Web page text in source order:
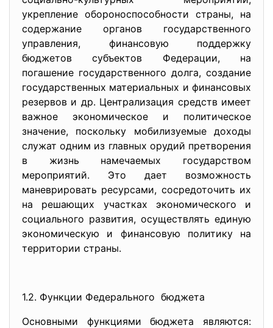
укрепление обороноспособности страны, на
содержание органов государственного
управления, финансовую поддержку
бюджетов субъектов Федерации, на
погашение государственного долга, создание
государственных материальных и финансовых
резервов и др. Централизация средств имеет
важное экономическое и политическое
значение, поскольку мобилизуемые доходы
служат одним из главных орудий претворения
в жизнь намечаемых государством
мероприятий. Это дает возможность
маневрировать ресурсами, сосредоточить их
на решающих участках экономического и
социального развития, осуществлять единую
экономическую и финансовую политику на
территории страны.
1.2. Функции Федерального бюджета
Основными функциями бюджета являются: